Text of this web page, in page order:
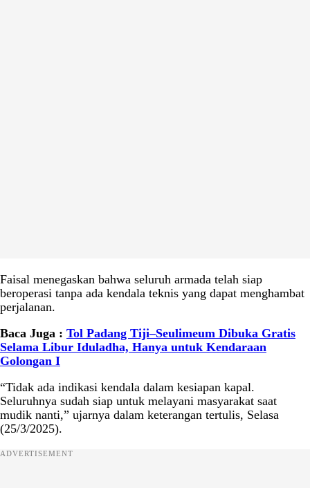
Faisal menegaskan bahwa seluruh armada telah siap
beroperasi tanpa ada kendala teknis yang dapat menghambat
perjalanan.
Baca Juga : Tol Padang Tiji–Seulimeum Dibuka Gratis
Selama Libur Iduladha, Hanya untuk Kendaraan
Golongan I
“Tidak ada indikasi kendala dalam kesiapan kapal.
Seluruhnya sudah siap untuk melayani masyarakat saat
mudik nanti,” ujarnya dalam keterangan tertulis, Selasa
(25/3/2025).
ADVERTISEMENT